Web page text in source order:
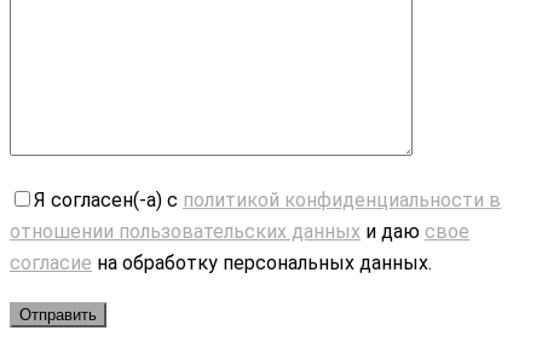
Я согласен(-а) с политикой конфиденциальности в
отношении пользовательских данных и даю свое
согласие на обработку персональных данных.